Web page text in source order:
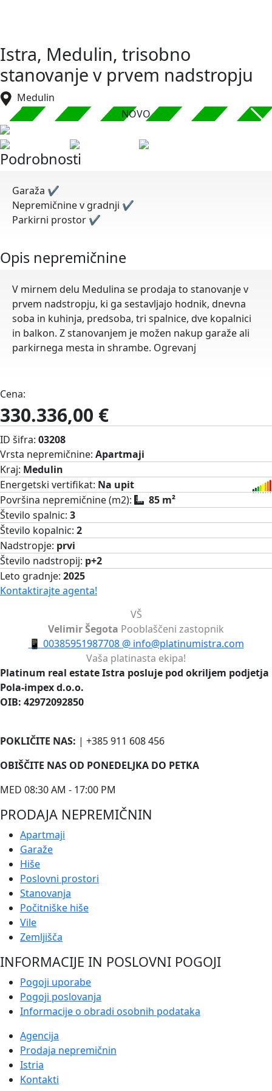
Istra, Medulin, trisobno
stanovanje v prvem nadstropju
Medulin
NOVO
Podrobnosti
Garaža ✔
Nepremičnine v gradnji ✔
Parkirni prostor ✔
Opis nepremičnine
V mirnem delu Medulina se prodaja to stanovanje v
prvem nadstropju, ki ga sestavljajo hodnik, dnevna
soba in kuhinja, predsoba, tri spalnice, dve kopalnici
in balkon. Z stanovanjem je možen nakup garaže ali
parkirnega mesta in shrambe. Ogrevanj
Cena:
330.336,00 €
ID šifra: 03208
Vrsta nepremičnine: Apartmaji
Kraj: Medulin
Energetski vertifikat: Na upit
Površina nepremičnine (m2):
85 m²
Število spalnic: 3
Število kopalnic: 2
Nadstropje: prvi
Število nadstropij: p+2
Leto gradnje: 2025
Kontaktirajte agenta!
VŠ
Velimir Šegota Pooblaščeni zastopnik
📱 00385951987708 @info@platinumistra.com
Vaša platinasta ekipa!
Platinum real estate Istra posluje pod okriljem podjetja
Pola-impex d.o.o.
OIB: 42972092850
POKLIČITE NAS: | +385 911 608 456
OBIŠČITE NAS OD PONEDELJKA DO PETKA
MED 08:30 AM - 17:00 PM
PRODAJA NEPREMIČNIN
Apartmaji
Garaže
Hiše
Poslovni prostori
Stanovanja
Počitniške hiše
Vile
Zemljišča
INFORMACIJE IN POSLOVNI POGOJI
Pogoji uporabe
Pogoji poslovanja
Informacije o obradi osobnih podataka
Agencija
Prodaja nepremičnin
Istria
Kontakti